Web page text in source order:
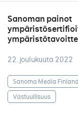
Sanoman painot
22. joulukuuta 2022
Sanoma Media Finland
Vastuullisuus